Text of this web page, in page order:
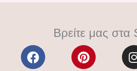
Βρείτε μας στα
F
a
P
i
I